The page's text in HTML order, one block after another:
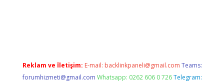
Reklam ve İletişim: E-mail: backlinkpaneli@gmail.com Teams:
forumhizmeti@gmail.com Whatsapp: 0262 606 0 726 Telegram: